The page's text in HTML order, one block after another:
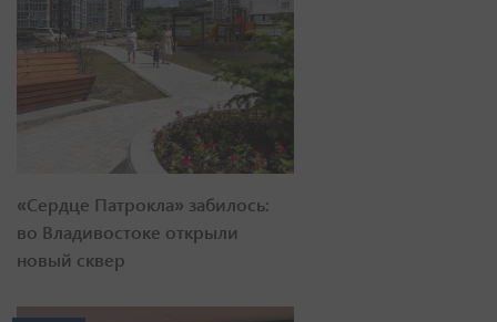
«Сердце Патрокла» забилось:
во Владивостоке открыли
новый сквер